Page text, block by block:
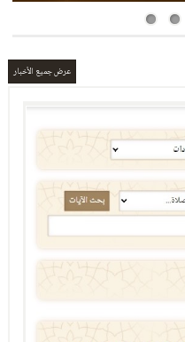
عرض جميع الأخبار